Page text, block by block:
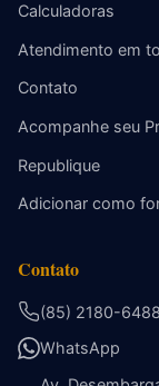
Calculadoras
Atendimento em
Contato
Acompanhe seu
Republique
Adicionar como
Contato
(85) 2180-6488
WhatsApp